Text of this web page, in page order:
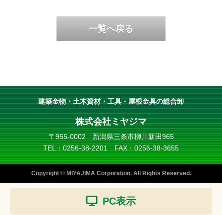
一覧へ戻る
建築金物・土木資材・工具・屋根金具の総合卸
株式会社ミヤジマ
〒955-0002
新潟県三条市柳川新田965
TEL：0256-38-2201
FAX：0256-38-3655
Copyright © MIYAJIMA Corporation. All Rights Reserved.
PC表示